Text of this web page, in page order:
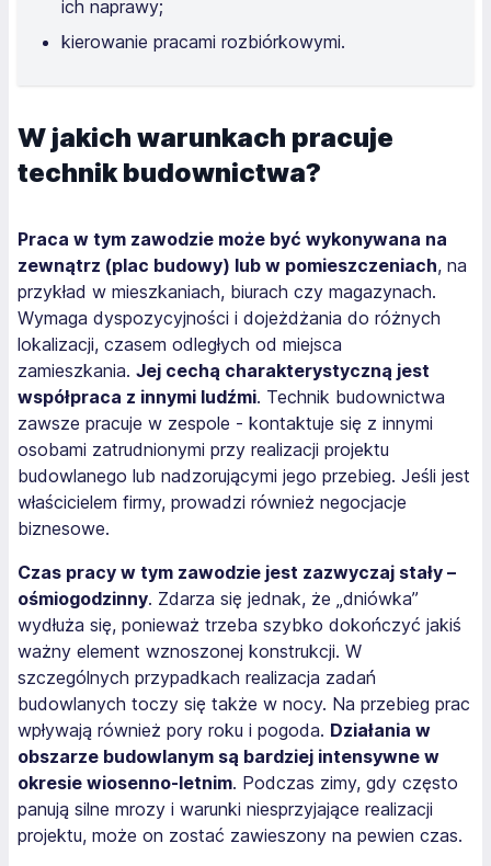
ich naprawy;
kierowanie pracami rozbiórkowymi.
W jakich warunkach pracuje
technik budownictwa?
Praca w tym zawodzie może być wykonywana na
zewnątrz (plac budowy) lub w pomieszczeniach, na
przykład w mieszkaniach, biurach czy magazynach.
Wymaga dyspozycyjności i dojeżdżania do różnych
lokalizacji, czasem odległych od miejsca
zamieszkania. Jej cechą charakterystyczną jest
współpraca z innymi ludźmi. Technik budownictwa
zawsze pracuje w zespole - kontaktuje się z innymi
osobami zatrudnionymi przy realizacji projektu
budowlanego lub nadzorującymi jego przebieg. Jeśli jest
właścicielem firmy, prowadzi również negocjacje
biznesowe.
Czas pracy w tym zawodzie jest zazwyczaj stały –
ośmiogodzinny. Zdarza się jednak, że „dniówka”
wydłuża się, ponieważ trzeba szybko dokończyć jakiś
ważny element wznoszonej konstrukcji. W
szczególnych przypadkach realizacja zadań
budowlanych toczy się także w nocy. Na przebieg prac
wpływają również pory roku i pogoda. Działania w
obszarze budowlanym są bardziej intensywne w
okresie wiosenno-letnim. Podczas zimy, gdy często
panują silne mrozy i warunki niesprzyjające realizacji
projektu, może on zostać zawieszony na pewien czas.